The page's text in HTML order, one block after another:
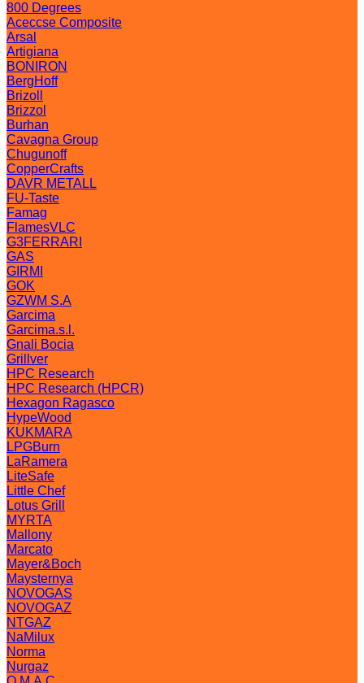
800 Degrees
Aceccse Composite
Arsal
Artigiana
BONIRON
BergHoff
Brizoll
Brizzol
Burhan
Cavagna Group
Chugunoff
CopperCrafts
DAVR METALL
FU-Taste
Famag
FlamesVLC
G3FERRARI
GAS
GIRMI
GOK
GZWM S.A
Garcima
Garcima.s.l.
Gnali Bocia
Grillver
HPC Research
HPC Research (HPCR)
Hexagon Ragasco
HypeWood
KUKMARA
LPGBurn
LaRamera
LiteSafe
Little Chef
Lotus Grill
MYRTA
Mallony
Marcato
Mayer&Boch
Maysternya
NOVOGAS
NOVOGAZ
NTGAZ
NaMilux
Norma
Nurgaz